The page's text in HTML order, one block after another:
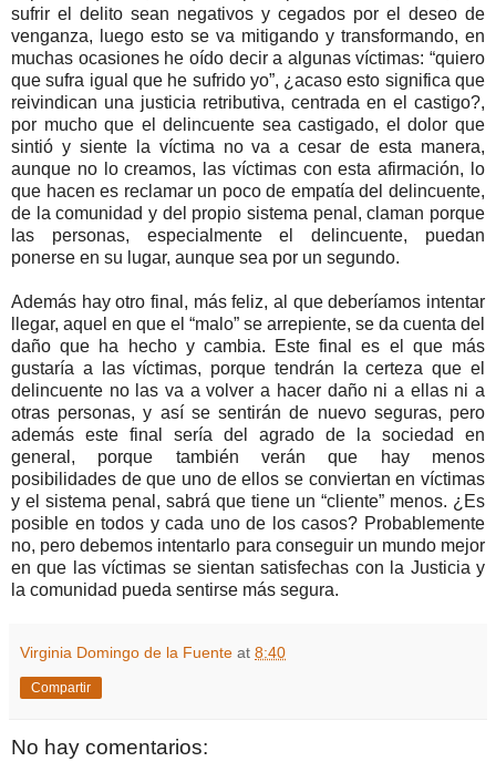
sufrir el delito sean negativos y cegados por el deseo de
venganza, luego esto se va mitigando y transformando, en
muchas ocasiones he oído decir a algunas víctimas: “quiero
que sufra igual que he sufrido yo”, ¿acaso esto significa que
reivindican una justicia retributiva, centrada en el castigo?,
por mucho que el delincuente sea castigado, el dolor que
sintió y siente la víctima no va a cesar de esta manera,
aunque no lo creamos, las víctimas con esta afirmación, lo
que hacen es reclamar un poco de empatía del delincuente,
de la comunidad y del propio sistema penal, claman porque
las personas, especialmente el delincuente, puedan
ponerse en su lugar, aunque sea por un segundo.
Además hay otro final, más feliz, al que deberíamos intentar
llegar, aquel en que el “malo” se arrepiente, se da cuenta del
daño que ha hecho y cambia. Este final es el que más
gustaría a las víctimas, porque tendrán la certeza que el
delincuente no las va a volver a hacer daño ni a ellas ni a
otras personas, y así se sentirán de nuevo seguras, pero
además este final sería del agrado de la sociedad en
general, porque también verán que hay menos
posibilidades de que uno de ellos se conviertan en víctimas
y el sistema penal, sabrá que tiene un “cliente” menos. ¿Es
posible en todos y cada uno de los casos? Probablemente
no, pero debemos intentarlo para conseguir un mundo mejor
en que las víctimas se sientan satisfechas con la Justicia y
la comunidad pueda sentirse más segura.
Virginia Domingo de la Fuente at 8:40
Compartir
No hay comentarios: